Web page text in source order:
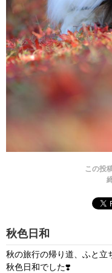
この投
秋色日和
秋の旅行の帰り道、ふと立
秋色日和でした❣️